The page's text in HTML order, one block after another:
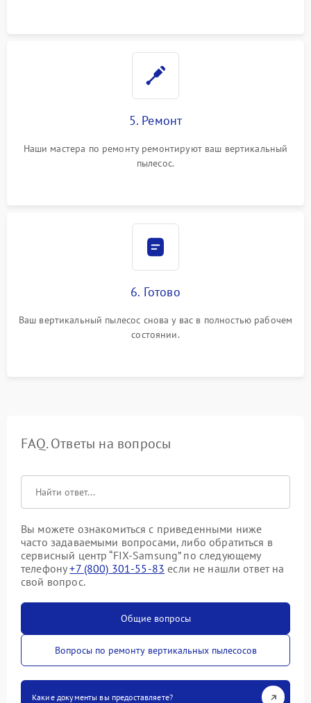
5. Ремонт
Наши мастера по ремонту ремонтируют ваш вертикальный
пылесос.
6. Готово
Ваш вертикальный пылесос снова у вас в полностью рабочем
состоянии.
FAQ. Ответы на вопросы
Вы можете ознакомиться с приведенными ниже
часто задаваемыми вопросами, либо обратиться в
сервисный центр “FIX-Samsung” по следующему
телефону+7 (800) 301-55-83 если не нашли ответ на
свой вопрос.
Общие вопросы
Вопросы по ремонту вертикальных пылесосов
Какие документы вы предоставляете?